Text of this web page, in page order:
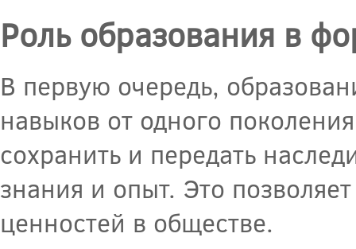
Роль образования в
В первую очередь,
навыков от одного
сохранить и передать
знания и опыт. Это
ценностей в обществе.